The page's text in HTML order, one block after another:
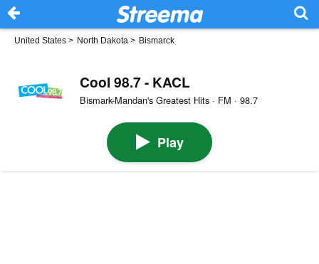
United States > North Dakota > Bismarck
Cool 98.7 - KACL
Bismark-Mandan's Greatest Hits · FM · 98.7
Play